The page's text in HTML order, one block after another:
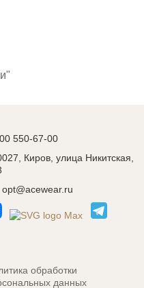
550-67-00
Киров, улица Никитская,
opt@acewear.ru
обработки
данных